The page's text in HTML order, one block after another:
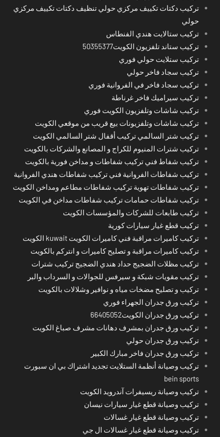
تركيب دكتات تكييف مركزي حولي تنظيف دكتات تكييف مركزي
حولي
تركيب ستالايت هندي الفنطاس
تركيب ستاند تلفزيون الكويت50355377
تركيب ستلايت حولي فوري
تركيب سجاد فاخر حولي
تركيب سجاد فاخر في الفروانية فوري
تركيب سيراميك فاخر غرناطة
تركيب شاشات وتلفزيون الكويت فوري
تركيب شاشات وتلفزيونات بيع قريب من موقعي الكويت
تركيب شتر السالمي تركيب أقفال شتر السالمي الكويت
تركيب شترات المنيوم للكراج و المصانع والشركات بالكويت
تركيب شفاط فني تركيب شفاطات و مداخن فورية بالكويت
تركيب شفاطات الفروانية فني تركيب شفاطات هندي الفروانية
تركيب شفاطات تهوية تركيب شفاطات مطاعم ومداخن الكويت
تركيب شفاطات حمامات تركيب شفاطات مداخن في الكويت
تركيب طابعات للشركات والمؤسسات الكويت
تركيب قطع غيار سيارات كورية
تركيب كاميرات مراقبة فني كاميرات الكويت kuwait الكويت
تركيب كاميرات مراقبة و تصليح كاميرات و انتركم بالكويت
تركيب مظلات الضجيج حداد هندي الضجيج تركيب شترات
تركيب مقويات شبكة و سيرفس للجوالات و السرداب والبر
تركيب و تصليح مضخات مياه و نوافير وشلالات بالكويت
تركيب ورق جدران الجهراء فوري
تركيب ورق جدران الكويت66405052
تركيب ورق جدران بمشرف دهانات مشرف صباغ الكويت
تركيب ورق جدران حولي
تركيب ورق جدران فاخر مبارك الكبير
تركيب وصيانة أنظمة الستلايت تجديد اشتراك بي ان سبورت
bein sports
تركيب وصيانة ريسيفرات آندرويد الكويت
تركيب وصيانة قطع غيار سيارات نيسان
تركيب وصيانة قطع غيار غسالات
تركيب وصيانة قطع غيار غسالات ال جي